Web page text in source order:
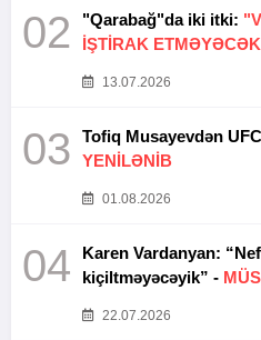
02 "Qarabağ"da iki itki:
İŞTİRAK
13.07.2026
03
YENİLƏNİB
01.08.2026
04
Karen Vardanyan:
kiçiltməyəcəyik” -
22.07.2026